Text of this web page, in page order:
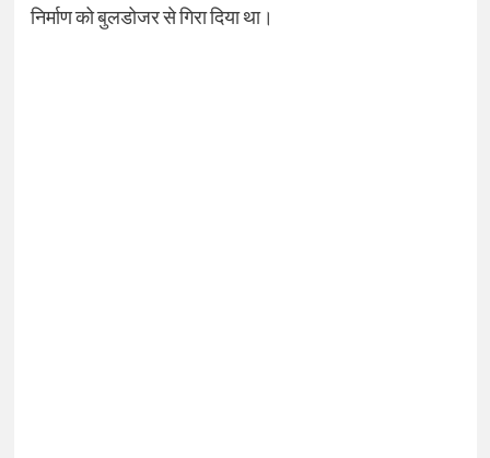
निर्माण को बुलडोजर से गिरा दिया था।